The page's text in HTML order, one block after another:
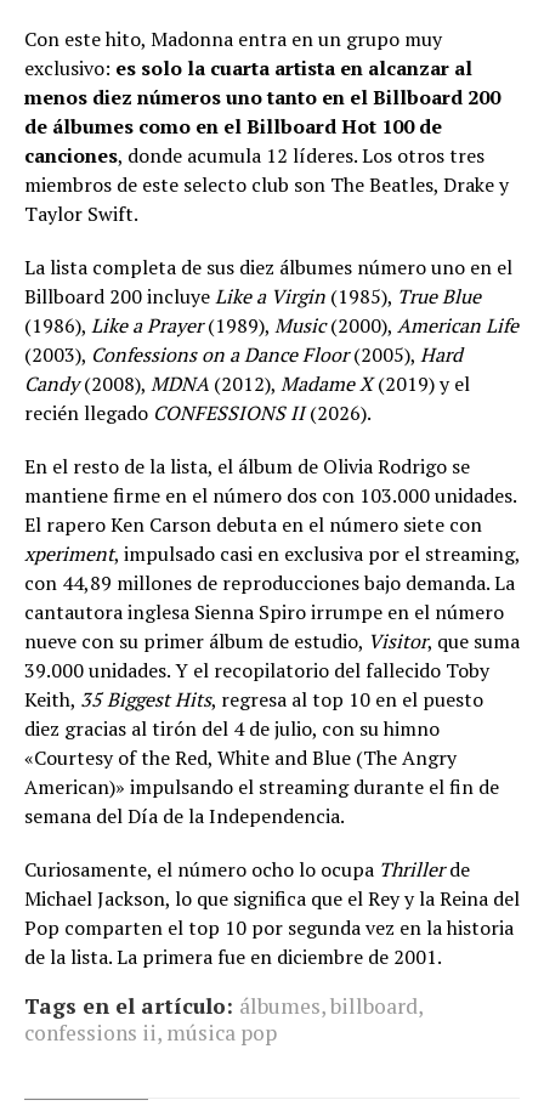
Con este hito, Madonna entra en un grupo muy
exclusivo: es solo la cuarta artista en alcanzar al
menos diez números uno tanto en el Billboard 200
de álbumes como en el Billboard Hot 100 de
canciones, donde acumula 12 líderes. Los otros tres
miembros de este selecto club son The Beatles, Drake y
Taylor Swift.
La lista completa de sus diez álbumes número uno en el
Billboard 200 incluyeLike a Virgin (1985), True Blue
(1986), Like a Prayer(1989), Music(2000), American Life
(2003), Confessions on a Dance Floor(2005), Hard
Candy(2008), MDNA (2012), Madame X(2019) y el
recién llegado CONFESSIONS II(2026).
En el resto de la lista, el álbum de Olivia Rodrigo se
mantiene firme en el número dos con 103.000 unidades.
El rapero Ken Carson debuta en el número siete con
xperiment, impulsado casi en exclusiva por el streaming,
con 44,89 millones de reproducciones bajo demanda. La
cantautora inglesa Sienna Spiro irrumpe en el número
nueve con su primer álbum de estudio, Visitor, que suma
39.000 unidades. Y el recopilatorio del fallecido Toby
Keith, 35 Biggest Hits, regresa al top 10 en el puesto
diez gracias al tirón del 4 de julio, con su himno
«Courtesy of the Red, White and Blue (The Angry
American)» impulsando el streaming durante el fin de
semana del Día de la Independencia.
Curiosamente, el número ocho lo ocupa Thrillerde
Michael Jackson, lo que significa que el Rey y la Reina del
Pop comparten el top 10 por segunda vez en la historia
de la lista. La primera fue en diciembre de 2001.
Tags en el artículo: álbumes,billboard,
confessions ii, música pop